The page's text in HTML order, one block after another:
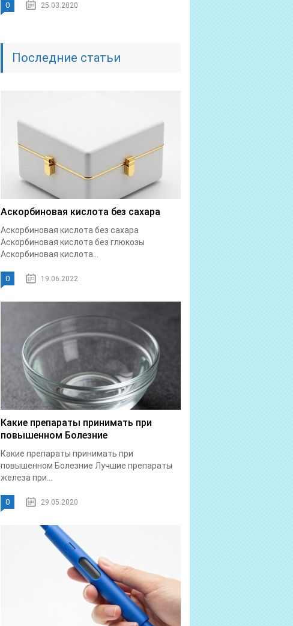
0 25.03.2020
Последние статьи
Аскорбиновая кислота без сахара
Аскорбиновая кислота без сахара
Аскорбиновая кислота без глюкозы
Аскорбиновая кислота...
0 19.06.2022
Какие препараты принимать при
повышенном Болезние
Какие препараты принимать при
повышенном Болезние Лучшие препараты
железа при...
0 29.05.2020